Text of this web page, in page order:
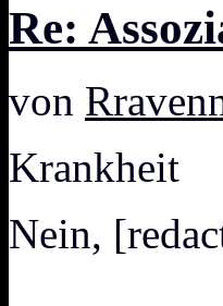
Re:
von
Krankheit
Nein,